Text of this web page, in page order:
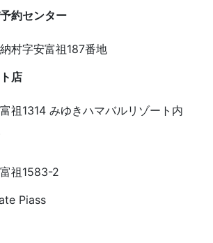
約センター
村字安富祖187番地
店
祖1314 みゆきハマバルリゾート内
祖1583-2
Piass